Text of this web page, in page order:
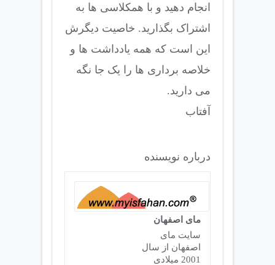
انجام دهید و با همکلاسی ها به
اشتراک بگذارید. خاصیت دیگرش
این است که همه یادداشت ها و
خلاصه برداری ها را یک جا نگه
می دارید.
آفتاب
درباره نویسنده
مای اصفهان
سایت مای
اصفهان از سال
2001 میلادی